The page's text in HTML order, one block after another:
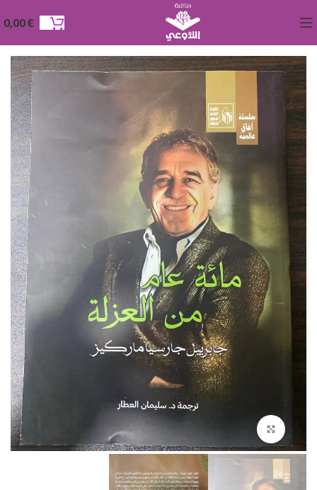
0,00€
Click to enlarge